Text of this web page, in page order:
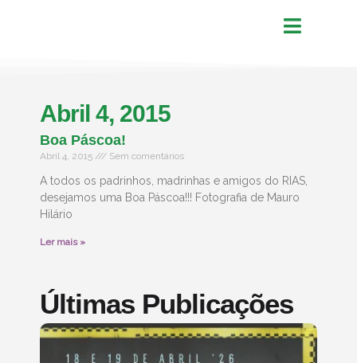
Abril 4, 2015
Boa Páscoa!
Abril 4, 2015 Sem comentários
A todos os padrinhos, madrinhas e amigos do RIAS,
desejamos uma Boa Páscoa!!! Fotografia de Mauro
Hilário
Ler mais »
Últimas Publicações